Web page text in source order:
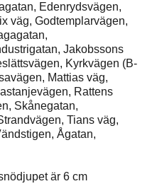
Edenrydsvägen,
väg, Godtemplarvägen,
Jakobssons
Kyrkvägen (B-
Mattias väg,
Rattens
Skånegatan,
Tians väg,
Ågatan,
är 6 cm